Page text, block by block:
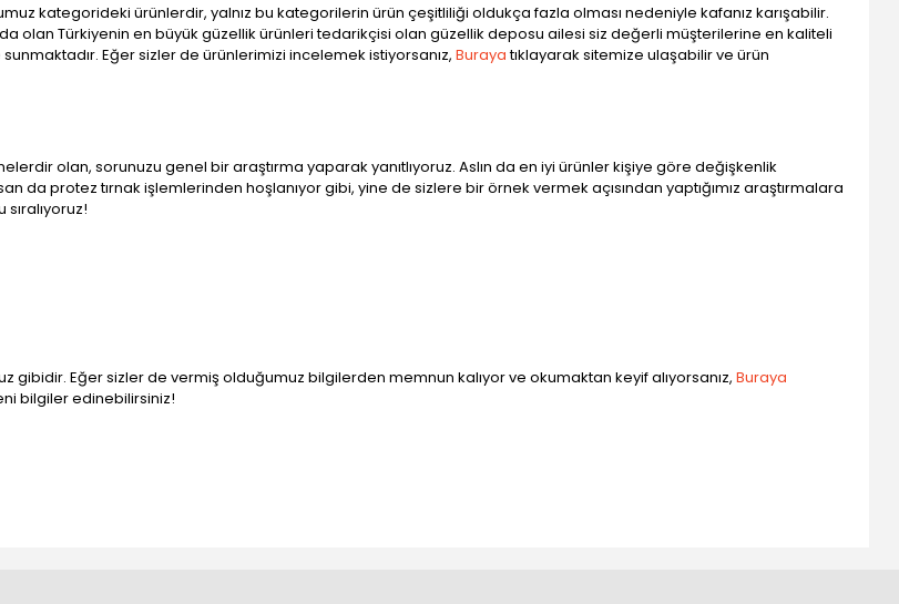
kategorideki ürünlerdir, yalnız bu kategorilerin ürün çeşitliliği oldukça fazla olması nedeniyle kafanız karışabilir.
olan Türkiyenin en büyük güzellik ürünleri tedarikçisi olan güzellik deposu ailesi siz değerli müşterilerine en kaliteli
Eğer sizler de ürünlerimizi incelemek istiyorsanız, Burayatıklayarak sitemize ulaşabilir ve ürün
olan, sorunuzu genel bir araştırma yaparak yanıtlıyoruz. Aslın da en iyi ürünler kişiye göre değişkenlik
da protez tırnak işlemlerinden hoşlanıyor gibi, yine de sizlere bir örnek vermek açısından yaptığımız araştırmalara
gibidir. Eğer sizler de vermiş olduğumuz bilgilerden memnun kalıyor ve okumaktan keyif alıyorsanız, Buraya
bilgiler edinebilirsiniz!